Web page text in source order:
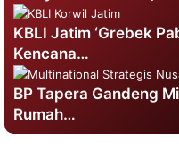
KBLI Jatim ‘Grebek
Kencana…
BP Tapera Gandeng
Rumah…